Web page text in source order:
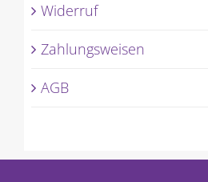
Widerruf
Zahlungsweisen
AGB